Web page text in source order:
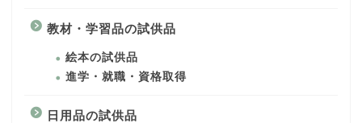
教材・学習品の試供品
絵本の試供品
進学・就職・資格取得
日用品の試供品